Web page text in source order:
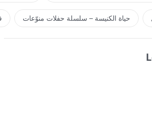
حياة الكنيسة – سلسلة حفلات منوّعات